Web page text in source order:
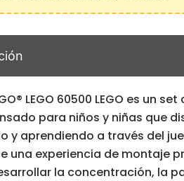
LEGO 60500 LEGO es un
para niños y niñas que
y aprendiendo a través del
una experiencia de montaje
la concentración, la